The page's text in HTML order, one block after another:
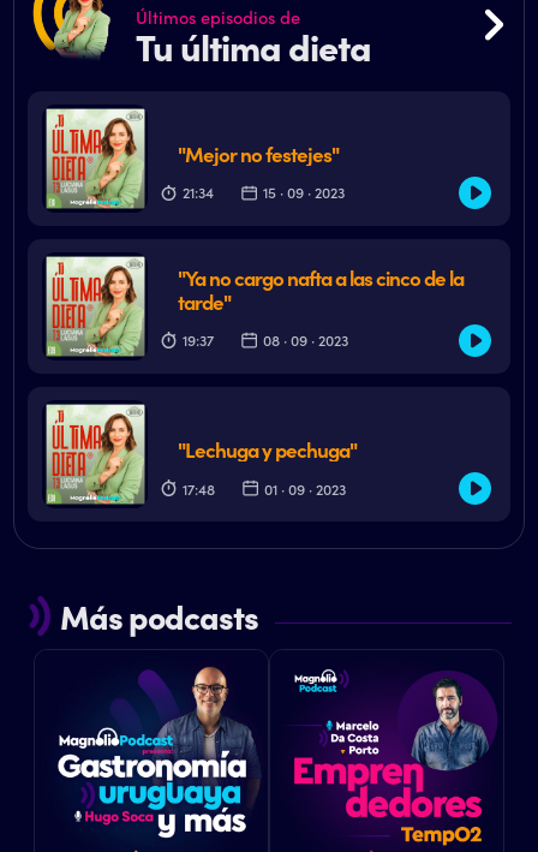
Últimos episodios de
Tu última dieta
"Mejor no festejes"
21:34 15 · 09 · 2023
"Ya no cargo nafta a las cinco de la
tarde"
19:37 08 · 09 · 2023
"Lechuga y pechuga"
17:48 01 · 09 · 2023
Más podcasts